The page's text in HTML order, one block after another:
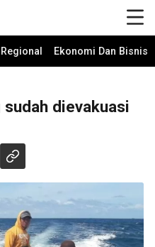
Regional Ekonomi Dan Bisnis
dievakuasi